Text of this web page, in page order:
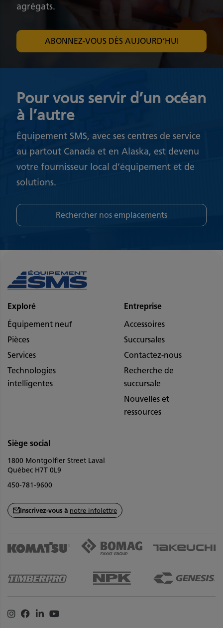
Pour vous servir d’un océan
à l’autre
Équipement SMS, avec ses centres de service
au partout Canada et en Alaska, est devenu
votre fournisseur local d’équipement et de
solutions.
Rechercher nos emplacements
agrégats.
ABONNEZ-VOUS DÈS AUJOURD’HUI
Exploré
Équipement neuf
Pièces
Services
Technologies
intelligentes
Entreprise
Accessoires
Succursales
Contactez-nous
Recherche de
succursale
Nouvelles et
ressources
Siège social
1800 Montgolfier Street Laval
Québec H7T 0L9
450-781-9600
Inscrivez-vous à notre infolettre
Instagram
Facebook
LinkedinYoutube